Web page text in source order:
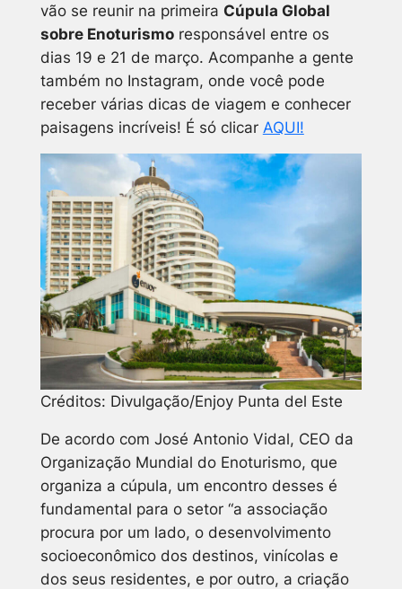
vão se reunir na primeira Cúpula Global
sobre Enoturismoresponsável entre os
dias 19 e 21 de março. Acompanhe a gente
também no Instagram, onde você pode
receber várias dicas de viagem e conhecer
paisagens incríveis! É só clicar AQUI!
Créditos: Divulgação/Enjoy Punta del Este
De acordo com José Antonio Vidal, CEO da
Organização Mundial do Enoturismo, que
organiza a cúpula, um encontro desses é
fundamental para o setor “a associação
procura por um lado, o desenvolvimento
socioeconômico dos destinos, vinícolas e
dos seus residentes, e por outro, a criação